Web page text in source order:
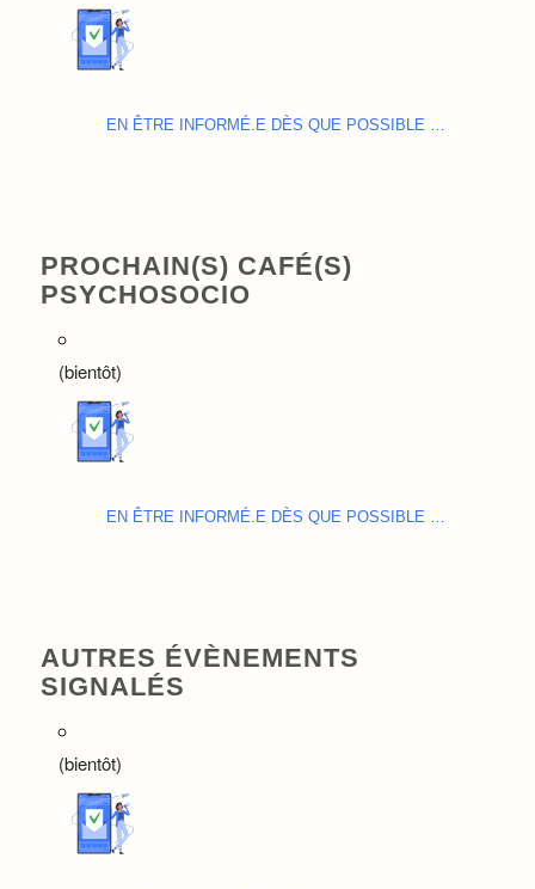
EN ÊTRE INFORMÉ.E DÈS QUE POSSIBLE …
PROCHAIN(S) CAFÉ(S)
PSYCHOSOCIO
(bientôt)
EN ÊTRE INFORMÉ.E DÈS QUE POSSIBLE …
AUTRES ÉVÈNEMENTS
SIGNALÉS
(bientôt)